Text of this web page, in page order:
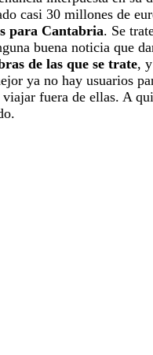
casi 30 millones de
para Cantabria. Se
buena noticia que
de las que se trate,
ya no hay usuarios
fuera de ellas. A